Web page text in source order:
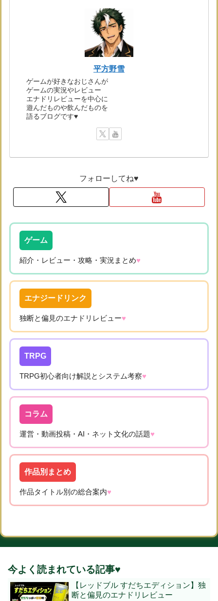
平方野雪
ゲームが好きなおじさんが
ゲームの実況やレビュー
エナドリレビューを中心に
遊んだものや飲んだものを
語るブログです♥
フォローしてね♥
ゲーム
紹介・レビュー・攻略・実況まとめ♥
エナジードリンク
独断と偏見のエナドリレビュー♥
TRPG
TRPG初心者向け解説とシステム考察♥
コラム
運営・動画投稿・AI・ネット文化の話題♥
作品別まとめ
作品タイトル別の総合案内♥
今よく読まれている記事♥
【レッドブル すだちエディション】独
断と偏見のエナドリレビュー